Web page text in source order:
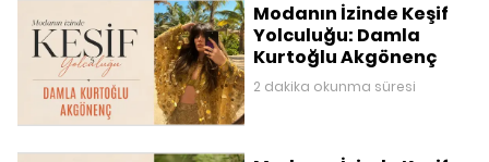
Modanın İzinde Keşif
Yolculuğu: Damla
Kurtoğlu Akgönenç
2 dakika okunma süresi